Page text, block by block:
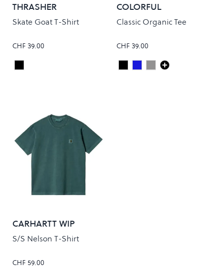
THRASHER
Skate Goat T-Shirt
CHF 39.00
Colour
Black
COLORFUL
STANDARD
Classic Organic Tee
CHF 39.00
Colour
Deep Black
Steel Blue
FADED GREY
CARHARTT WIP
S/S Nelson T-Shirt
CHF 59.00